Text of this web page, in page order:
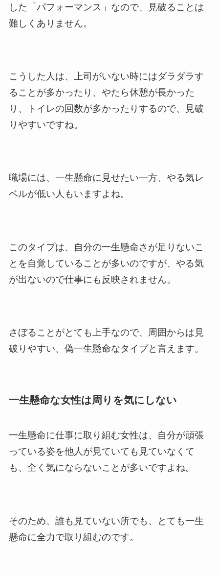
した「パフォーマンス」なので、見破ることは
難しくありません。
こうした人は、上司がいない時にはダラダラす
ることが多かったり、やたら休憩が長かった
り、トイレの回数が多かったりするので、見破
りやすいですね。
職場には、一生懸命に見せたい一方、やる気レ
ベルが低い人もいますよね。
このタイプは、自分の一生懸命さが足りないこ
とを自覚していることが多いのですが、やる気
が出ないので仕事にも反映されません。
さぼることがとても上手なので、周囲からは見
破りやすい、偽一生懸命なタイプと言えます。
一生懸命な女性は周りを気にしない
一生懸命に仕事に取り組む女性は、自分が頑張
っている姿を他人が見ていても見ていなくて
も、全く気にならないことが多いですよね。
そのため、誰も見ていない所でも、とても一生
懸命に全力で取り組むのです。